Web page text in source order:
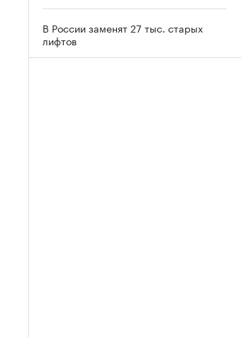
В России заменят 27 тыс. старых
лифтов